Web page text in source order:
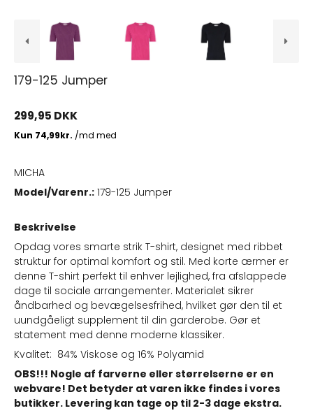
179-125 Jumper
299,95 DKK
MICHA
Model/Varenr.: 179-125 Jumper
Beskrivelse
Opdag vores smarte strik T-shirt, designet med ribbet
struktur for optimal komfort og stil. Med korte ærmer er
denne T-shirt perfekt til enhver lejlighed, fra afslappede
dage til sociale arrangementer. Materialet sikrer
åndbarhed og bevægelsesfrihed, hvilket gør den til et
uundgåeligt supplement til din garderobe. Gør et
statement med denne moderne klassiker.
Kvalitet: 84% Viskose og 16% Polyamid
OBS!!! Nogle af farverne eller størrelserne er en
webvare! Det betyder at varen ikke findes i vores
butikker. Levering kan tage op til 2-3 dage ekstra.